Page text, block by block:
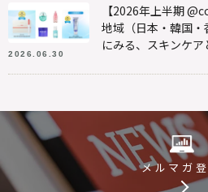
2026.06.30
【2026年上半期
地域（日本・韓国
にみる、スキンケ
メルマガ